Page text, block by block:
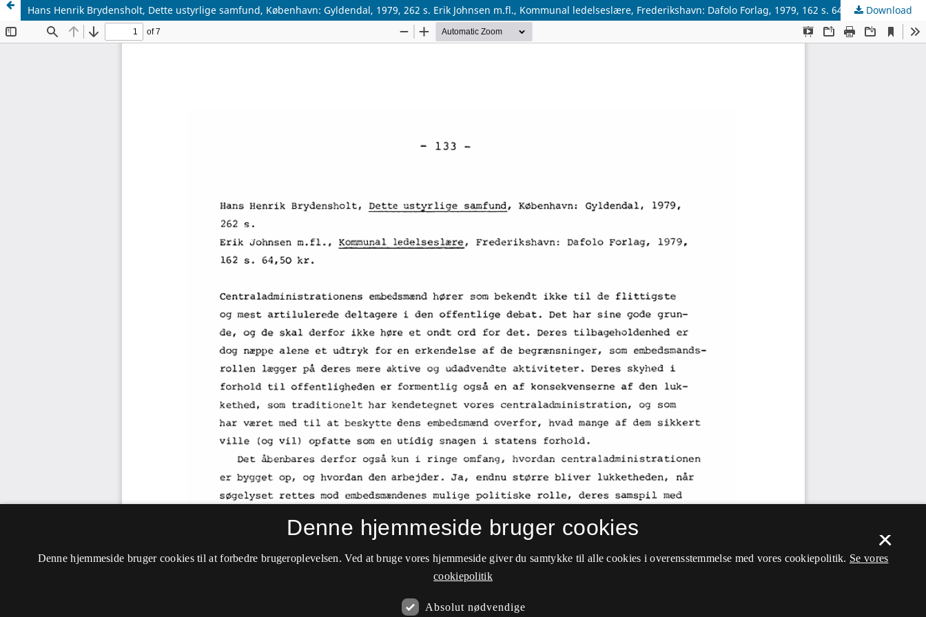
Hans Henrik Brydensholt, Dette ustyrlige samfund, København: Gyldendal, 1979, 262 s. Erik Johnsen m.fl., Kommunal ledelseslære, Frederikshavn: Dafolo Forlag, 1979, 162 s. 64,50 kr.Download
×
Denne hjemmeside bruger cookies
Denne hjemmeside bruger cookies til at forbedre brugeroplevelsen. Ved at bruge vores hjemmeside giver du samtykke til alle cookies i overensstemmelse med vores cookiepolitik. Se vores
cookiepolitik
Absolut nødvendige